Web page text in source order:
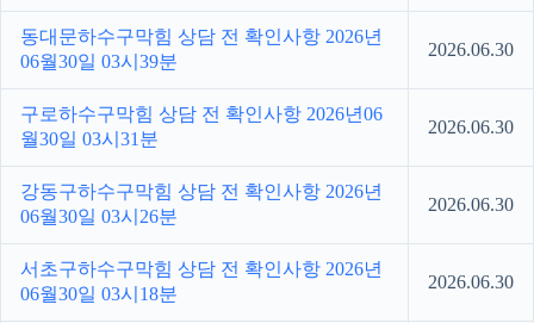
동대문하수구막힘 상담 전 확인사항 2026년
06월30일 03시39분
2026.06.30
구로하수구막힘 상담 전 확인사항 2026년06
월30일 03시31분
2026.06.30
강동구하수구막힘 상담 전 확인사항 2026년
06월30일 03시26분
2026.06.30
서초구하수구막힘 상담 전 확인사항 2026년
06월30일 03시18분
2026.06.30